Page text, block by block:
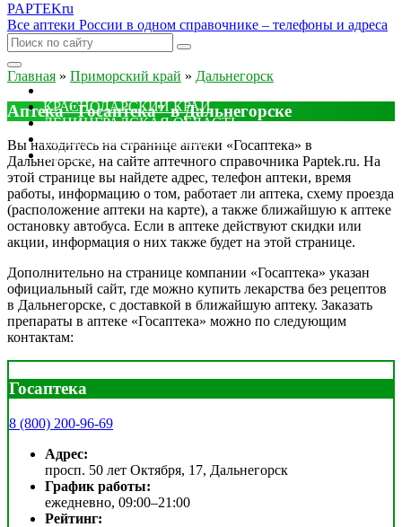
PAPTEKru
Все аптеки России в одном справочнике – телефоны и адреса
КРАСНОДАРСКИЙ КРАЙ
ЛЕНИНГРАДСКАЯ ОБЛАСТЬ
ДРУГИЕ
Главная » Приморский край » Дальнегорск
Аптека "Госаптека" в Дальнегорске
Вы находитесь на странице аптеки «Госаптека» в
Дальнегорске, на сайте аптечного справочника Paptek.ru. На
этой странице вы найдете адрес, телефон аптеки, время
работы, информацию о том, работает ли аптека, схему проезда
(расположение аптеки на карте), а также ближайшую к аптеке
остановку автобуса. Если в аптеке действуют скидки или
акции, информация о них также будет на этой странице.
Дополнительно на странице компании «Госаптека» указан
официальный сайт, где можно купить лекарства без рецептов
в Дальнегорске, с доставкой в ближайшую аптеку. Заказать
препараты в аптеке «Госаптека» можно по следующим
контактам:
Госаптека
8 (800) 200-96-69
Адрес:
просп. 50 лет Октября, 17, Дальнегорск
График работы:
ежедневно, 09:00–21:00
Рейтинг: